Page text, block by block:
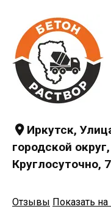
Иркутск,
городской
Круглосуточно,
Отзывы Показать на